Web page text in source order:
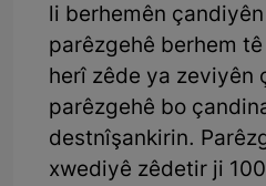
li berhemên
parêzgehê berhem
herî zêde ya zeviyên
parêzgehê bo
destnîşankirin.
xwediyê zêdetir ji